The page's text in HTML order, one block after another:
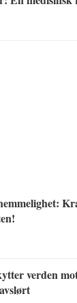
verden